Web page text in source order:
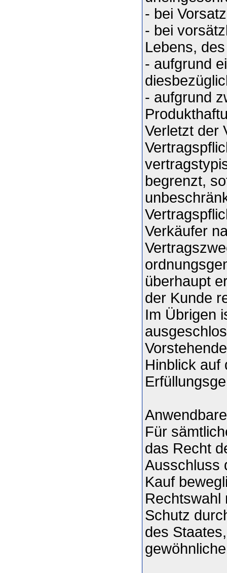
- bei
- bei
Lebens,
- aufgrund
- aufgrund
Verletzt der
begrenzt,
Verkäufer
überhaupt
der Kunde
Im Übrigen
Hinblick auf
Für
das Recht
Ausschluss
Kauf
Rechtswahl
Schutz
des